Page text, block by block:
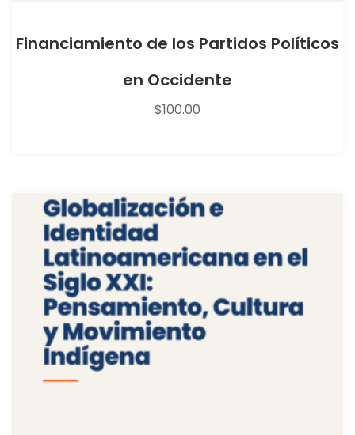
Financiamiento de los Partidos Políticos
en Occidente
$100.00